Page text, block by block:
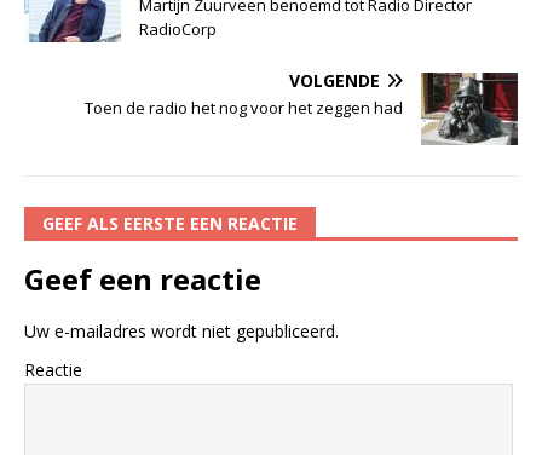
RadioCorp
VOLGENDE
Toen de radio het nog voor het zeggen had
GEEF ALS EERSTE EEN REACTIE
Geef een reactie
Uw e-mailadres wordt niet gepubliceerd.
Reactie